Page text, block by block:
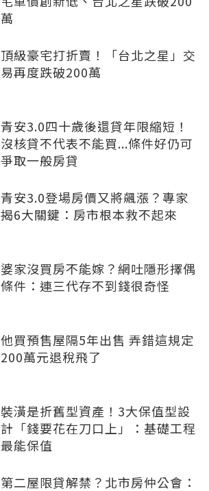
萬
頂級豪宅打折賣！「台北之星」交
易再度跌破200萬
青安3.0四十歲後還貸年限縮短！
沒核貸不代表不能買...條件好仍可
爭取一般房貸
青安3.0登場房價又將飆漲？專家
揭6大關鍵：房市根本救不起來
婆家沒買房不能嫁？網吐隱形擇偶
條件：連三代存不到錢很奇怪
他買預售屋隔5年出售 弄錯這規定
200萬元退稅飛了
裝潢是折舊型資產！3大保值型設
計「錢要花在刀口上」：基礎工程
最能保值
第二屋限貸解禁？北市房仲公會：